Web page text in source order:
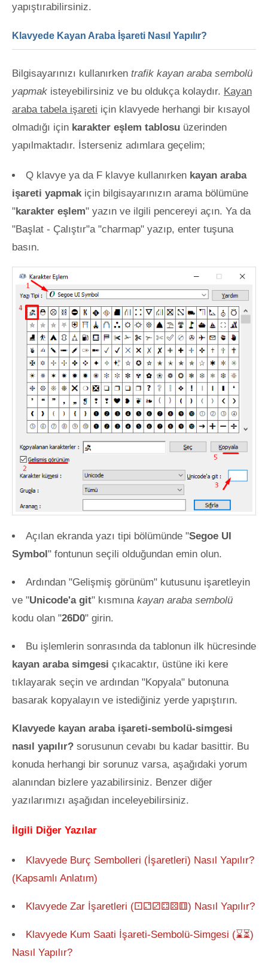
yapıştırabilirsiniz.
Klavyede Kayan Araba İşareti Nasıl Yapılır?
Bilgisayarınızı kullanırken trafik kayan araba sembolü
yapmak isteyebilirsiniz ve bu oldukça kolaydır. Kayan
araba tabela işareti için klavyede herhangi bir kısayol
olmadığı için karakter eşlem tablosu üzerinden
yapılmaktadır. İsterseniz adımlara geçelim;
Q klavye ya da F klavye kullanırken kayan araba
işareti yapmakiçin bilgisayarınızın arama bölümüne
"karakter eşlem" yazın ve ilgili pencereyi açın. Ya da
"Başlat - Çalıştır"a "charmap" yazıp, enter tuşuna
basın.
Açılan ekranda yazı tipi bölümünde "Segoe UI
Symbol" fontunun seçili olduğundan emin olun.
Ardından "Gelişmiş görünüm" kutusunu işaretleyin
ve "Unicode'a git" kısmına kayan araba sembolü
kodu olan "26D0" girin.
Bu işlemlerin sonrasında da tablonun ilk hücresinde
kayan araba simgesi çıkacaktır, üstüne iki kere
tıklayarak seçin ve ardından "Kopyala" butonuna
basarak kopyalayın ve istediğiniz yerde yapıştırın.
Klavyede kayan araba işareti-sembolü-simgesi
nasıl yapılır? sorusunun cevabı bu kadar basittir. Bu
konuda herhangi bir sorunuz varsa, aşağıdaki yorum
alanından bizlere yazabilirsiniz. Benzer diğer
yazılarımızı aşağıdan inceleyebilirsiniz.
İlgili Diğer Yazılar
Klavyede Burç Sembolleri (İşaretleri) Nasıl Yapılır?
(Kapsamlı Anlatım)
Klavyede Zar İşaretleri (⚀⚁⚂⚃⚄⚅) Nasıl Yapılır?
Klavyede Kum Saati İşareti-Sembolü-Simgesi (⌛⏳)
Nasıl Yapılır?